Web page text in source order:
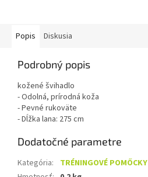
Popis Diskusia
Podrobný popis
kožené švihadlo
-Odolná, prírodná koža
-Pevné rukoväte
-Dĺžka lana: 275 cm
Dodatočné parametre
Kategória:
TRÉNINGOVÉ POMŐCKY